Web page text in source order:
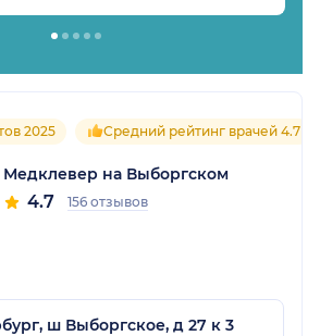
2025 Средний рейтинг врачей 4.7
Медклевер на Выборгском
4.7 156 отзывов
ш Выборгское, д 27 к 3